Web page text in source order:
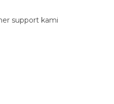
support kami